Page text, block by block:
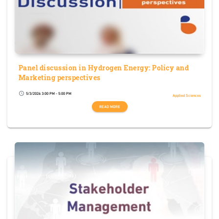
Panel discussion in Hydrogen Energy: Policy and
Marketing perspectives
schedule 5/3/2026 3:00 PM - 5:00 PM
Applied Sciences
READ MORE